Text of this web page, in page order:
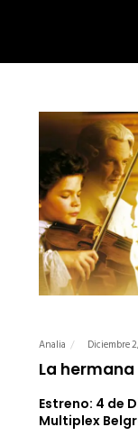
Analia Diciembre
La
Estreno: 4 de
Multiplex